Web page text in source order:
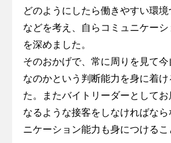
どのようにしたら働きやすい環
などを考え、自らコミュニケー
を深めました。
そのおかげで、常に周りを見て今
なのかという判断能力を身に着
た。またバイトリーダーとしてお
なるような接客をしなければなら
ニケーション能力も身につけるこ